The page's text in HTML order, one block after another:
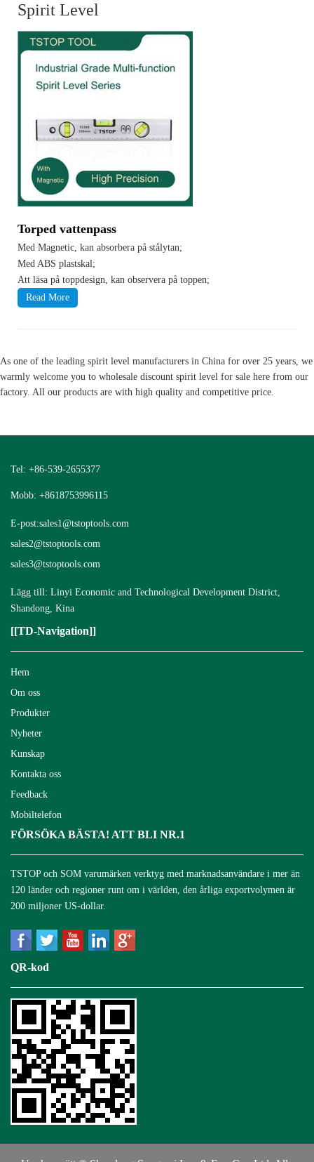
Spirit Level
Torped vattenpass
Med Magnetic, kan absorbera på stålytan;
Med ABS plastskal;
Att läsa på toppdesign, kan observera på toppen;
Read More
As one of the leading spirit level manufacturers in China for over 25 years, we
warmly welcome you to wholesale discount spirit level for sale here from our
factory. All our products are with high quality and competitive price.
Tel: +86-539-2655377
Mobb: +8618753996115
E-post:sales1@tstoptools.com
sales2@tstoptools.com
sales3@tstoptools.com
Lägg till: Linyi Economic and Technological Development District,
Shandong, Kina
[[TD-Navigation]]
Hem
Om oss
Produkter
Nyheter
Kunskap
Kontakta oss
Feedback
Mobiltelefon
FÖRSÖKA BÄSTA! ATT BLI NR.1
TSTOP och SOM varumärken verktyg med marknadsanvändare i mer än
120 länder och regioner runt om i världen, den årliga exportvolymen är
200 miljoner US-dollar.
QR-kod